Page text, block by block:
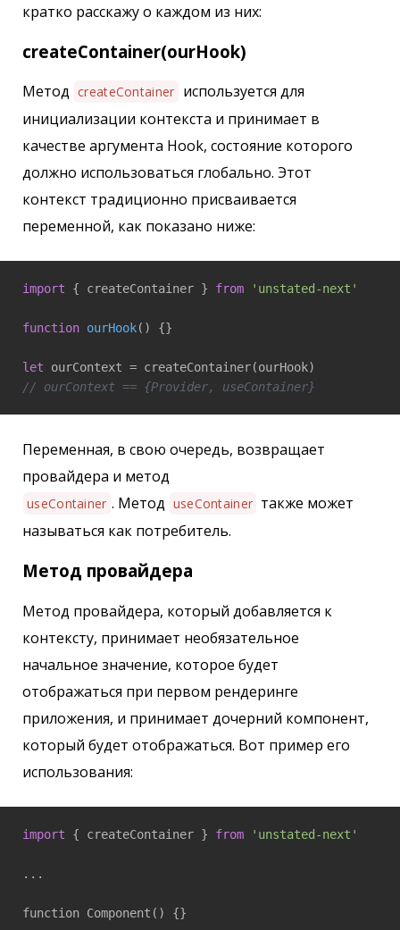
кратко расскажу о каждом из них:
createContainer(ourHook)
Метод createContainer используется для
инициализации контекста и принимает в
качестве аргумента Hook, состояние которого
должно использоваться глобально. Этот
контекст традиционно присваивается
переменной, как показано ниже:
import { createContainer } from 'unstated-next'
function ourHook( ) {}
let
// ourContext == {Provider, useContainer}
Переменная, в свою очередь, возвращает
провайдера и метод
useContainer . Метод useContainer также может
называться как потребитель.
Метод провайдера
Метод провайдера, который добавляется к
контексту, принимает необязательное
начальное значение, которое будет
отображаться при первом рендеринге
приложения, и принимает дочерний компонент,
который будет отображаться. Вот пример его
использования:
import { createContainer } from 'unstated-next'
...
function Component() {}